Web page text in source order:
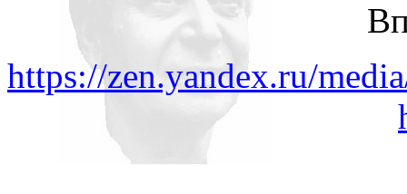
https://zen.yandex.ru/